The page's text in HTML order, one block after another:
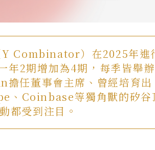
Y Combinator）在2025年進
年2期增加為4期，每季皆舉
任董事會主席、曾經培育出
Coinbase等獨角獸的矽谷
都受到注目。